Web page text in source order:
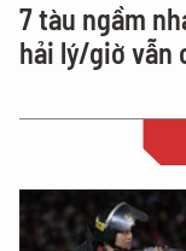
7 tàu ngầm
hải lý/giờ vẫn